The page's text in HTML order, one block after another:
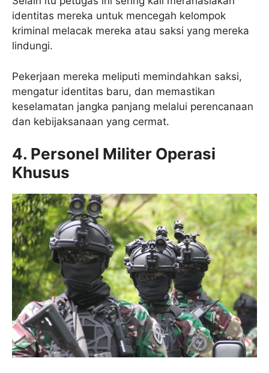
identitas mereka untuk mencegah kelompok
kriminal melacak mereka atau saksi yang mereka
lindungi.
Pekerjaan mereka meliputi memindahkan saksi,
mengatur identitas baru, dan memastikan
keselamatan jangka panjang melalui perencanaan
dan kebijaksanaan yang cermat.
4. Personel Militer Operasi
Khusus